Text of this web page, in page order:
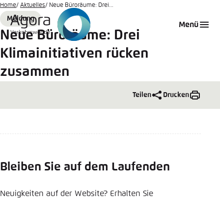
Zum
Hauptinhalt
gehen
Menü
Home Aktuelles Neue Büroräume: Drei...
Format
Meldung
Neue Büroräume: Drei
Klimainitiativen rücken
zusammen
Teilen Drucken
Bleiben Sie auf dem Laufenden
Neuigkeiten auf der Website? Erhalten Sie
Login
Melden Sie sich an um ..., ... und ... zu verwalten.
Benutzername
Noch kein Benutzerkonto?
Abbrechen
Sprache auswählen
Agora Think Tanks
Erscheinungsbild der Webseite
Diese Webseite passt ihr Farbschema basierend
auf Ihren Einstellungen an. Wählen Sie aus,
verwenden möchten.
Automatisch